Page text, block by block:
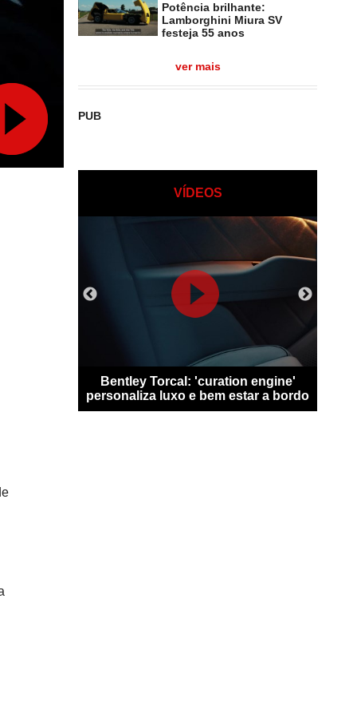
Potência brilhante:
Lamborghini Miura SV
festeja 55 anos
ver mais
PUB
VÍDEOS
Bentley Torcal: 'curation engine'
personaliza luxo e bem estar a bordo